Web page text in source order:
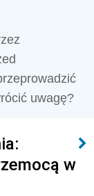
uwagę?
w